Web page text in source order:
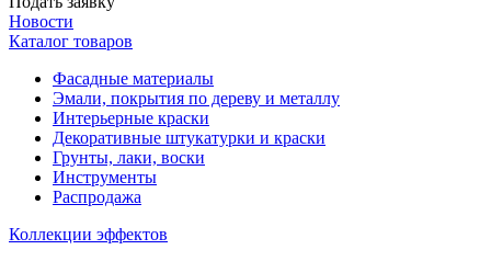
Новости
Каталог товаров
Фасадные материалы
Эмали, покрытия по дереву и металлу
Интерьерные краски
Декоративные штукатурки и краски
Грунты, лаки, воски
Инструменты
Распродажа
Коллекции эффектов